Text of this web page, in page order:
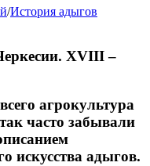
/История адыгов
XVIII –
агрокультура
часто забывали
искусства адыгов.